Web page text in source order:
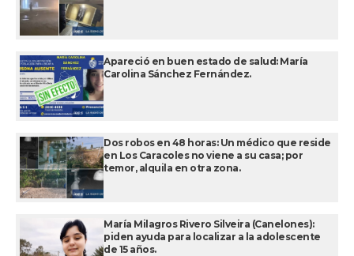
Apareció en buen estado de salud: María
Carolina Sánchez Fernández.
Dos robos en 48 horas: Un médico que reside
en Los Caracoles no viene a su casa; por
temor, alquila en otra zona.
María Milagros Rivero Silveira (Canelones):
piden ayuda para localizar a la adolescente
de 15 años.